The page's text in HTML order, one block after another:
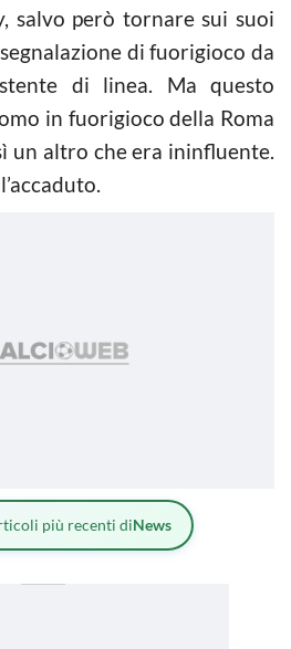
salvo però tornare sui suoi
di fuorigioco da
di linea. Ma questo
in fuorigioco della Roma
un altro che era ininfluente.
più recenti diNews